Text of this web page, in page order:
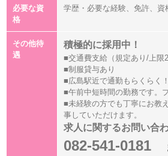
必要な資
格
学歴・必要な経験、免許、資
その他待
遇
積極的に採用中！
■交通費支給（規定あり/上限
■制服貸与あり
■広島駅近で通勤もらくらく！
■午前中短時間の勤務です。
■未経験の方でも丁寧にお教
事していただけます。
求人に関するお問い合
082-541-0181